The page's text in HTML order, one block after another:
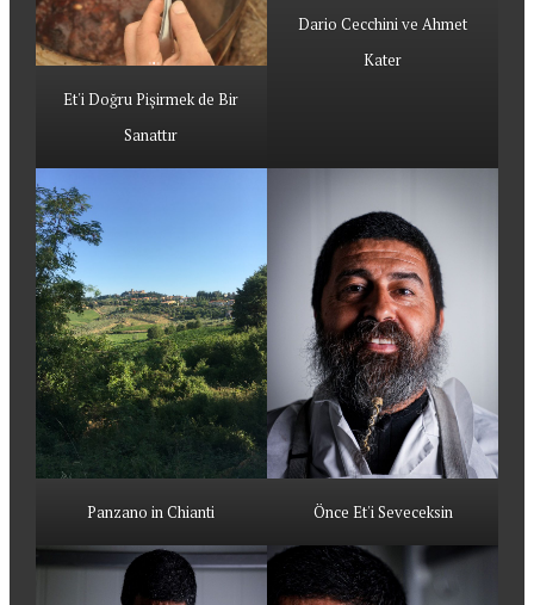
Et'i Doğru Pişirmek de Bir
Sanattır
Dario Cecchini ve Ahmet
Kater
Panzano in Chianti Önce Et'i Seveceksin